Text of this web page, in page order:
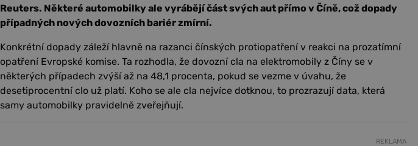
Reuters. Některé automobilky ale vyrábějí část svých aut přímo v Číně, což dopady
případných nových dovozních bariér zmírní.
Konkrétní dopady záleží hlavně na razanci čínských protiopatření v reakci na prozatímní
opatření Evropské komise. Ta rozhodla, že dovozní cla na elektromobily z Číny se v
některých případech zvýší až na 48,1 procenta, pokud se vezme v úvahu, že
desetiprocentní clo už platí. Koho se ale cla nejvíce dotknou, to prozrazují data, která
samy automobilky pravidelně zveřejňují.
REKLAMA